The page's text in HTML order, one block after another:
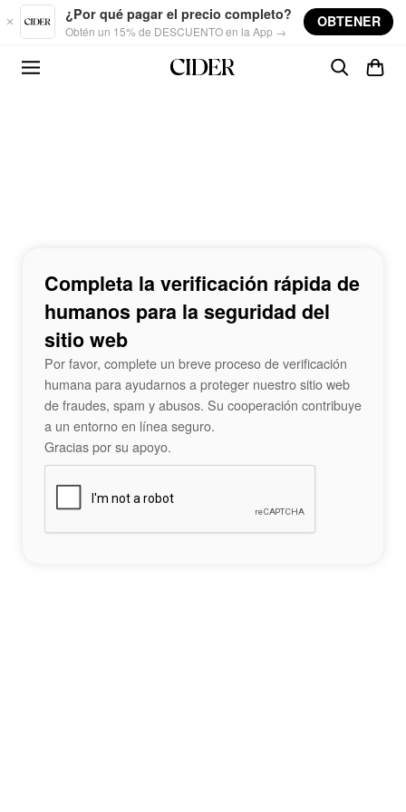
Skip to main content
¿Por qué pagar el precio completo?
Obtén un 15% de DESCUENTO en la App →
OBTENER
Completa la verificación rápida de
humanos para la seguridad del
sitio web
Por favor, complete un breve proceso de verificación
humana para ayudarnos a proteger nuestro sitio web
de fraudes, spam y abusos. Su cooperación contribuye
a un entorno en línea seguro.
Gracias por su apoyo.